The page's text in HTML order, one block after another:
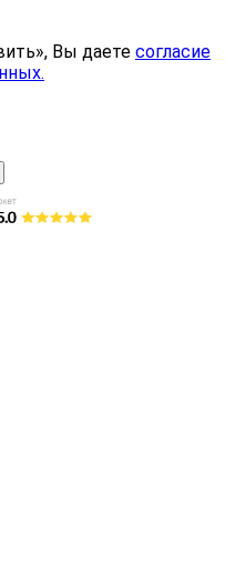
Вы даете согласие